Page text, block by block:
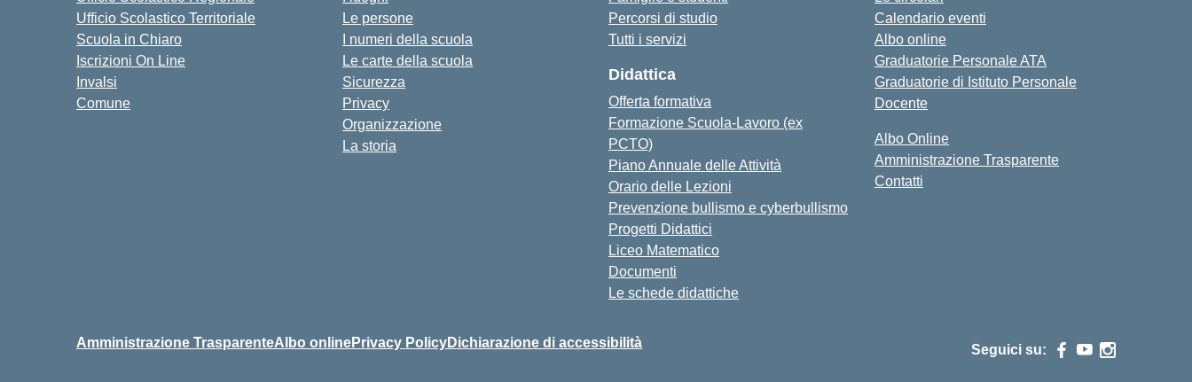
Ufficio Scolastico Territoriale
Scuola in Chiaro
Iscrizioni On Line
Invalsi
Comune
Le persone
I numeri della scuola
Le carte della scuola
Sicurezza
Privacy
Organizzazione
La storia
Percorsi di studio
Tutti i servizi
Didattica
Offerta formativa
Formazione Scuola-Lavoro (ex
PCTO)
Piano Annuale delle Attività
Orario delle Lezioni
Prevenzione bullismo e cyberbullismo
Progetti Didattici
Liceo Matematico
Documenti
Le schede didattiche
Calendario eventi
Albo online
Graduatorie Personale ATA
Graduatorie di Istituto Personale
Docente
Albo Online
Amministrazione Trasparente
Contatti
Amministrazione TrasparenteAlbo onlinePrivacy PolicyDichiarazione di accessibilità Seguici su: